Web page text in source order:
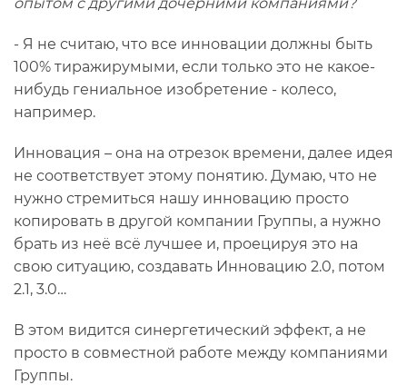
- Я не считаю, что все инновации должны быть
100% тиражирумыми, если только это не какое-
нибудь гениальное изобретение - колесо,
например.
Инновация – она на отрезок времени, далее идея
не соответствует этому понятию. Думаю, что не
нужно стремиться нашу инновацию просто
копировать в другой компании Группы, а нужно
брать из неё всё лучшее и, проецируя это на
свою ситуацию, создавать Инновацию 2.0, потом
2.1, 3.0…
В этом видится синергетический эффект, а не
просто в совместной работе между компаниями
Группы.